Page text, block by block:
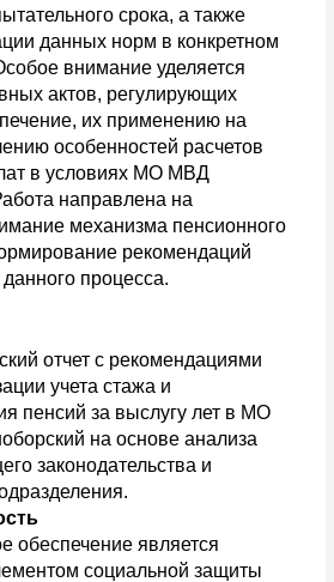
срока, а также
данных норм в конкретном
внимание уделяется
актов, регулирующих
их применению на
особенностей расчетов
в условиях МО МВД
направлена на
механизма пенсионного
рекомендаций
процесса.
отчет с рекомендациями
учета стажа и
пенсий за выслугу лет в МО
на основе анализа
законодательства и
обеспечение является
социальной защиты